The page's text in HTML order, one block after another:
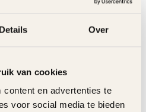
Details Over
van cookies
en advertenties te
voor social media te bieden
Crazy Cart
€59,95
Power
€9,95
€5,95